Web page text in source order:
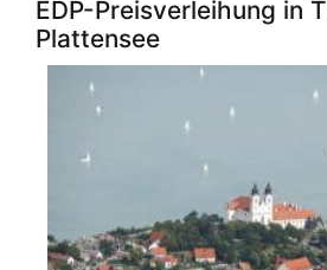
in
Bild
Text
EDP-Preisverleihung in
Plattensee